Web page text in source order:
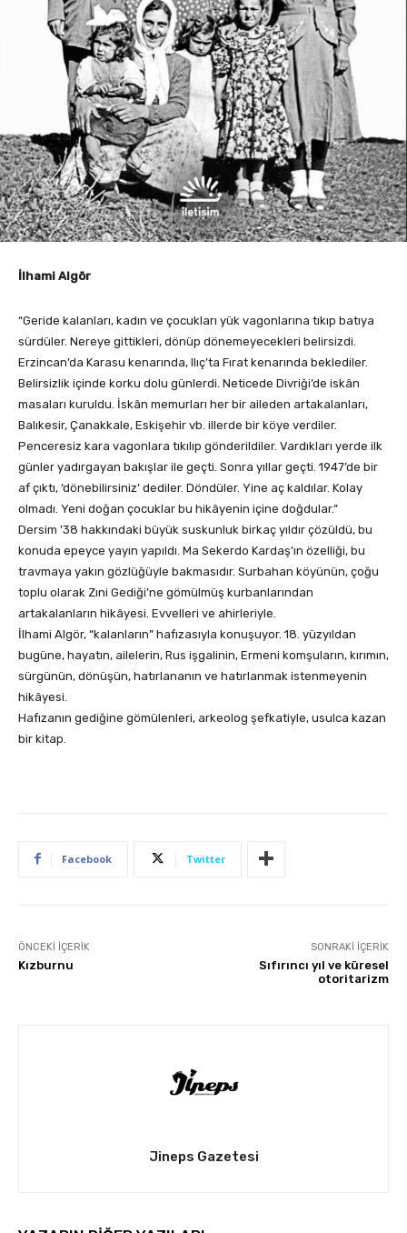
İlhami Algör
“Geride kalanları, kadın ve çocukları yük vagonlarına tıkıp batıya
sürdüler. Nereye gittikleri, dönüp dönemeyecekleri belirsizdi.
Erzincan’da Karasu kenarında, Ilıç’ta Fırat kenarında beklediler.
Belirsizlik içinde korku dolu günlerdi. Neticede Divriği’de iskân
masaları kuruldu. İskân memurları her bir aileden artakalanları,
Balıkesir, Çanakkale, Eskişehir vb. illerde bir köye verdiler.
Penceresiz kara vagonlara tıkılıp gönderildiler. Vardıkları yerde ilk
günler yadırgayan bakışlar ile geçti. Sonra yıllar geçti. 1947’de bir
af çıktı, ‘dönebilirsiniz’ dediler. Döndüler. Yine aç kaldılar. Kolay
olmadı. Yeni doğan çocuklar bu hikâyenin içine doğdular.”
Dersim ’38 hakkındaki büyük suskunluk birkaç yıldır çözüldü, bu
konuda epeyce yayın yapıldı. Ma Sekerdo Kardaş’ın özelliği, bu
travmaya yakın gözlüğüyle bakmasıdır. Surbahan köyünün, çoğu
toplu olarak Zıni Gediği’ne gömülmüş kurbanlarından
artakalanların hikâyesi. Evvelleri ve ahirleriyle.
İlhami Algör, “kalanların” hafızasıyla konuşuyor. 18. yüzyıldan
bugüne, hayatın, ailelerin, Rus işgalinin, Ermeni komşuların, kırımın,
sürgünün, dönüşün, hatırlananın ve hatırlanmak istenmeyenin
hikâyesi.
Hafızanın gediğine gömülenleri, arkeolog şefkatiyle, usulca kazan
bir kitap.
Facebook Twitter
ÖNCEKI İÇERIK
Kızburnu
SONRAKI İÇERIK
Sıfırıncı yıl ve küresel
otoritarizm
Jineps Gazetesi